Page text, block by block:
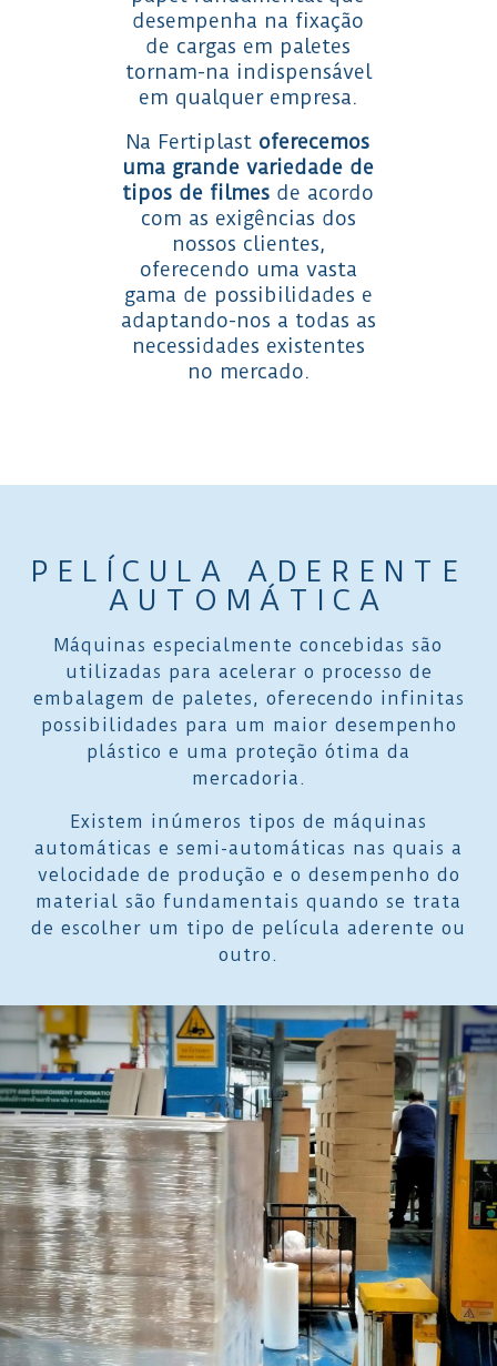
desempenha na fixação
de cargas em paletes
tornam-na indispensável
em qualquer empresa.
Na Fertiplast oferecemos
uma grande variedade de
tipos de filmes de acordo
com as exigências dos
nossos clientes,
oferecendo uma vasta
gama de possibilidades e
adaptando-nos a todas as
necessidades existentes
no mercado.
PELÍCULA ADERENTE
AUTOMÁTICA
Máquinas especialmente concebidas são
utilizadas para acelerar o processo de
embalagem de paletes, oferecendo infinitas
possibilidades para um maior desempenho
plástico e uma proteção ótima da
mercadoria.
Existem inúmeros tipos de máquinas
automáticas e semi-automáticas nas quais a
velocidade de produção e o desempenho do
material são fundamentais quando se trata
de escolher um tipo de película aderente ou
outro.